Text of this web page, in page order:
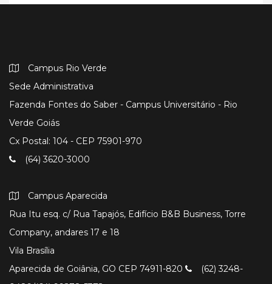
Campus Rio Verde
Sede Administrativa
Fazenda Fontes do Saber - Campus Universitário - Rio
Verde Goiás
Cx Postal: 104 - CEP 75901-970
(64) 3620-3000
Campus Aparecida
Rua Itu esq. c/ Rua Tapajós, Edifício B&B Business, Torre
Company, andares 17 e 18
Vila Brasília
Aparecida de Goiânia, GO CEP 74911-820
(62) 3248-